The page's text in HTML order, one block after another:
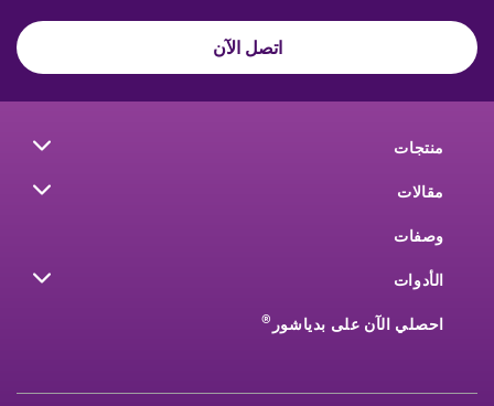
اتصل الآن
منتجات
مقالات
وصفات
الأدوات
احصلي الآن على بدياشور ®